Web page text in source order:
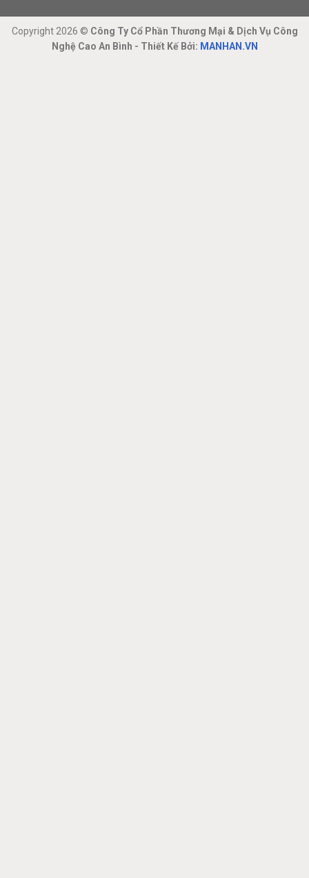
Copyright 2026 © Công Ty Cổ Phần Thương Mại & Dịch Vụ Công
Nghệ Cao An Bình - Thiết Kế Bởi: MANHAN.VN